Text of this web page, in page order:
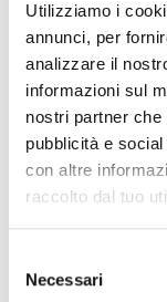
Utilizziamo i
annunci, per
analizzare il
informazioni sul
nostri partner
pubblicità e
con altre
raccolto dal tuo
delNecessari
(psicologi,
Crediamo che la
a un risultato
coterapia
in atto, siano
Se pensi che un